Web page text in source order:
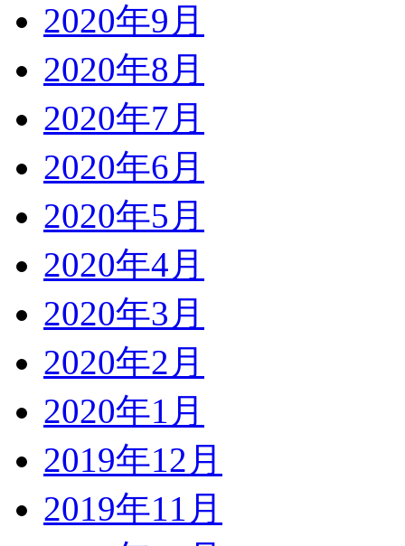
2020年9月
2020年8月
2020年7月
2020年6月
2020年5月
2020年4月
2020年3月
2020年2月
2020年1月
2019年12月
2019年11月